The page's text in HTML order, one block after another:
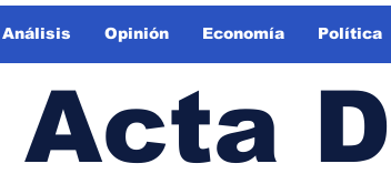
Análisis Opinión Economía Política
Acta